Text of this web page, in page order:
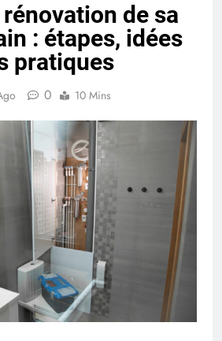
de sa
: étapes, idées
pratiques
0 10 Mins